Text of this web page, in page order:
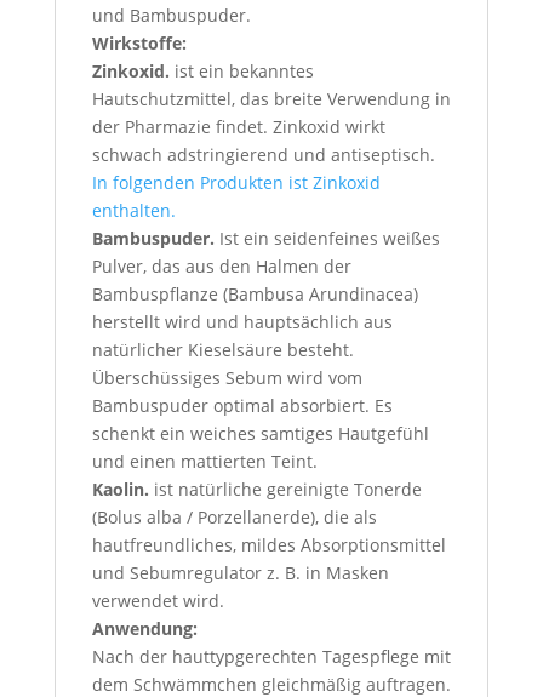
und Bambuspuder.
Wirkstoffe:
Zinkoxid. ist ein bekanntes
Hautschutzmittel, das breite Verwendung in
der Pharmazie findet. Zinkoxid wirkt
schwach adstringierend und antiseptisch.
In folgenden Produkten ist Zinkoxid
enthalten.
Bambuspuder. Ist ein seidenfeines weißes
Pulver, das aus den Halmen der
Bambuspflanze (Bambusa Arundinacea)
herstellt wird und hauptsächlich aus
natürlicher Kieselsäure besteht.
Überschüssiges Sebum wird vom
Bambuspuder optimal absorbiert. Es
schenkt ein weiches samtiges Hautgefühl
und einen mattierten Teint.
Kaolin. ist natürliche gereinigte Tonerde
(Bolus alba / Porzellanerde), die als
hautfreundliches, mildes Absorptionsmittel
und Sebumregulator z. B. in Masken
verwendet wird.
Anwendung:
Nach der hauttypgerechten Tagespflege mit
dem Schwämmchen gleichmäßig auftragen.